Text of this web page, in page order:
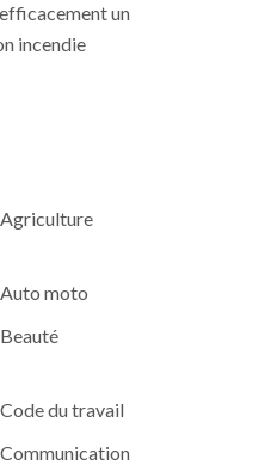
un
incendie
Agriculture
Auto moto
Beauté
Code du travail
Communication